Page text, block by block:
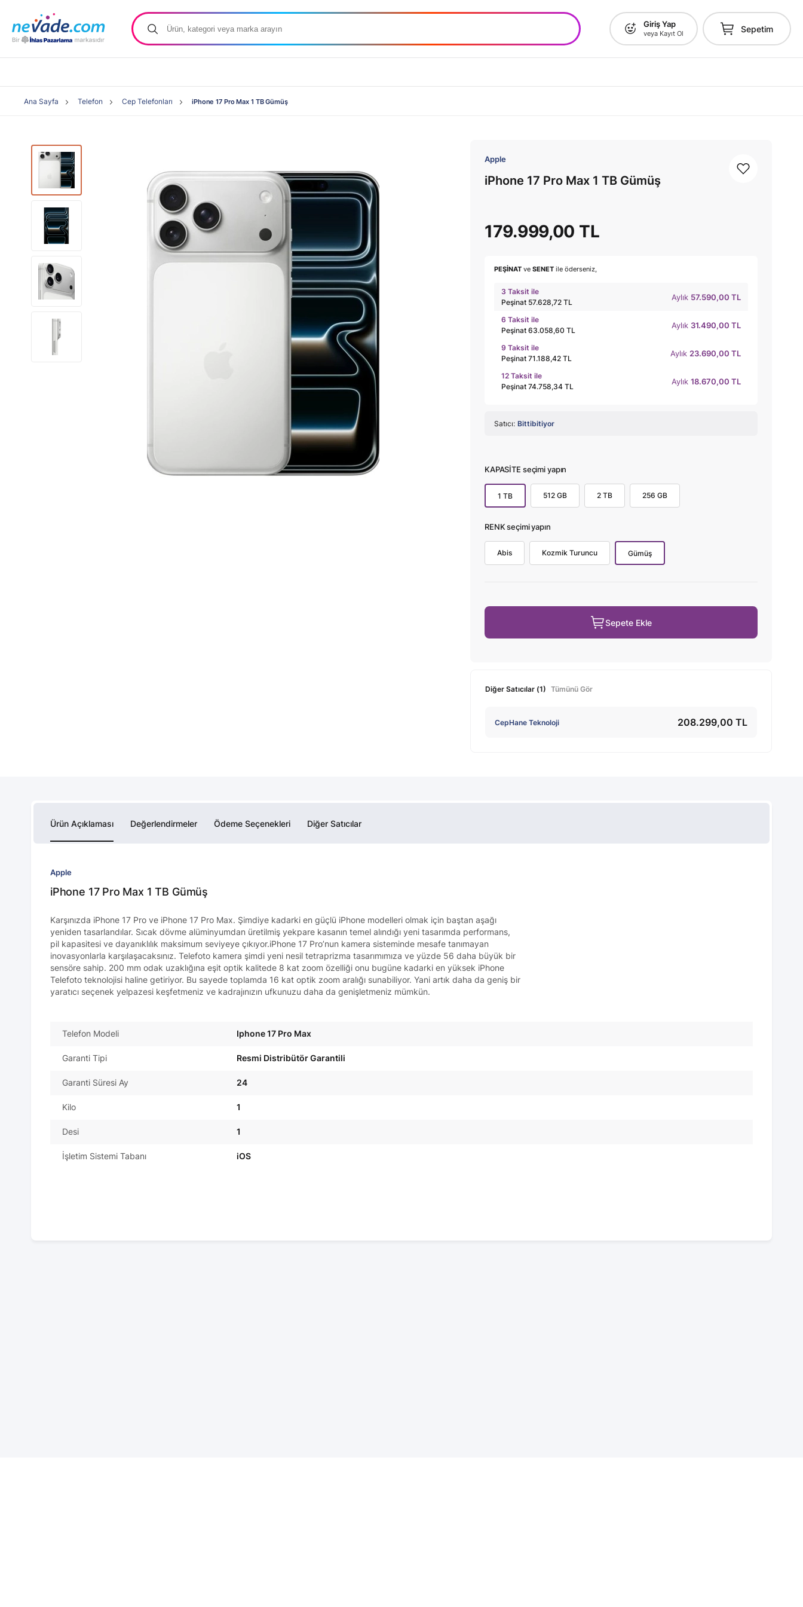
Giriş Yap
veya Kayıt Ol Sepetim
Ana Sayfa Telefon Cep Telefonları iPhone 17 Pro Max 1 TB Gümüş
Apple
iPhone 17 Pro Max 1 TB Gümüş
179.999,00 TL
PEŞİNAT ve SENET ile öderseniz,
3 Taksit ile
Peşinat 57.628,72 TL
Aylık 57.590,00 TL
6 Taksit ile
Peşinat 63.058,60 TL
Aylık 31.490,00 TL
9 Taksit ile
Peşinat 71.188,42 TL
Aylık 23.690,00 TL
12 Taksit ile
Peşinat 74.758,34 TL
Aylık 18.670,00 TL
Satıcı: Bittibitiyor
KAPASİTE seçimi yapın
1 TB 512 GB 2 TB 256 GB
RENK seçimi yapın
Abis Kozmik Turuncu Gümüş
Sepete Ekle
Diğer Satıcılar (1) Tümünü Gör
CepHane Teknoloji 208.299,00 TL
Ürün Açıklaması Değerlendirmeler Ödeme Seçenekleri Diğer Satıcılar
Apple
iPhone 17 Pro Max 1 TB Gümüş
Karşınızda iPhone 17 Pro ve iPhone 17 Pro Max. Şimdiye kadarki en güçlü iPhone modelleri olmak için baştan aşağı
yeniden tasarlandılar. Sıcak dövme alüminyumdan üretilmiş yekpare kasanın temel alındığı yeni tasarımda performans,
pil kapasitesi ve dayanıklılık maksimum seviyeye çıkıyor.iPhone 17 Pro’nun kamera sisteminde mesafe tanımayan
inovasyonlarla karşılaşacaksınız. Telefoto kamera şimdi yeni nesil tetraprizma tasarımımıza ve yüzde 56 daha büyük bir
sensöre sahip. 200 mm odak uzaklığına eşit optik kalitede 8 kat zoom özelliği onu bugüne kadarki en yüksek iPhone
Telefoto teknolojisi haline getiriyor. Bu sayede toplamda 16 kat optik zoom aralığı sunabiliyor. Yani artık daha da geniş bir
yaratıcı seçenek yelpazesi keşfetmeniz ve kadrajınızın ufkunuzu daha da genişletmeniz mümkün.
Telefon Modeli Iphone 17 Pro Max
Garanti Tipi Resmi Distribütör Garantili
Garanti Süresi Ay 24
Kilo 1
Desi 1
İşletim Sistemi Tabanı iOS